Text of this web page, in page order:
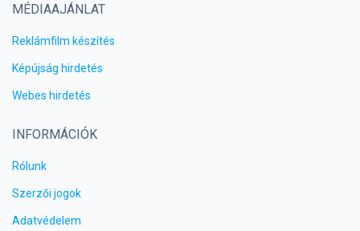
MÉDIAAJÁNLAT
Reklámfilm készítés
Képújság hirdetés
Webes hirdetés
INFORMÁCIÓK
Rólunk
Szerzői jogok
Adatvédelem